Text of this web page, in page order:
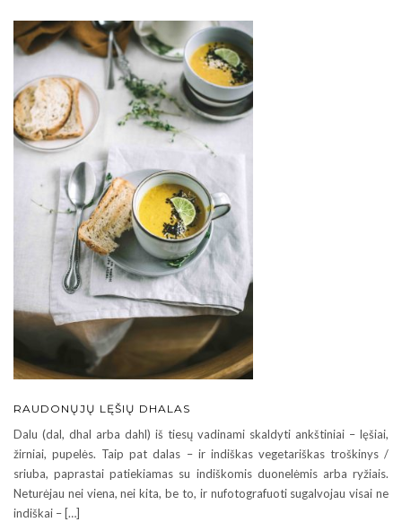
RAUDONŲJŲ LĘŠIŲ DHALAS
Dalu (dal, dhal arba dahl) iš tiesų vadinami skaldyti ankštiniai – lęšiai,
žirniai, pupelės. Taip pat dalas – ir indiškas vegetariškas troškinys /
sriuba, paprastai patiekiamas su indiškomis duonelėmis arba ryžiais.
Neturėjau nei viena, nei kita, be to, ir nufotografuoti sugalvojau visai ne
indiškai – […]